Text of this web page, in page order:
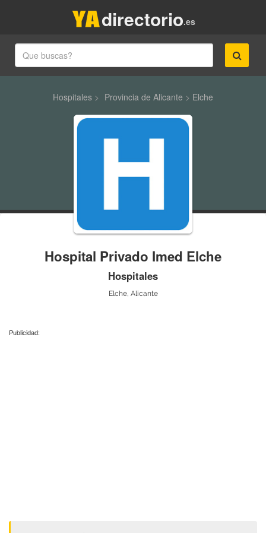
.es
directorio
Hospitales > Provincia de Alicante > Elche
Hospital Privado Imed Elche
Hospitales
Elche, Alicante
Publicidad: